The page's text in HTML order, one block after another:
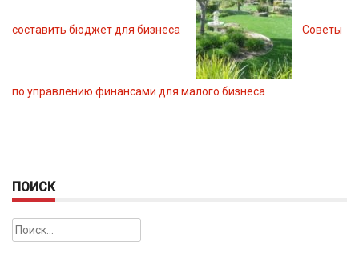
составить бюджет для бизнеса Советы
по управлению финансами для малого бизнеса
ПОИСК
Найти: